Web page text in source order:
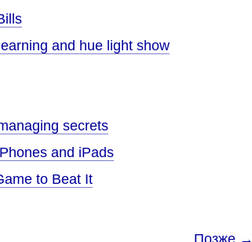
and hue light show
secrets
and iPads
to Beat It
Позже →